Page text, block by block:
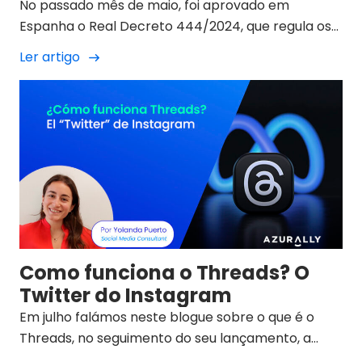
No passado mês de maio, foi aprovado em
Espanha o Real Decreto 444/2024, que regula os
requisitos para efeitos de ser considerado
utilizador de especial relevância dos serviços de
partilha de vídeos através de uma plataforma,
mais conhecido como a "Lei dos Influencers".
Ler artigo
Como funciona o Threads? O
Twitter do Instagram
Em julho falámos neste blogue sobre o que é o
Threads, no seguimento do seu lançamento, a